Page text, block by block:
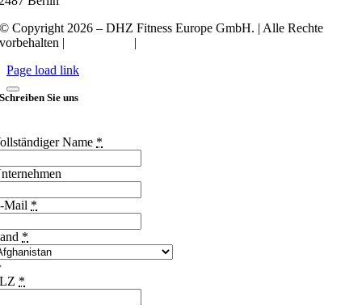
© Copyright 2026 – DHZ Fitness Europe GmbH. | Alle Rechte
vorbehalten |
|
Page load link
Schreiben Sie uns
Name *
Mail *
*
*